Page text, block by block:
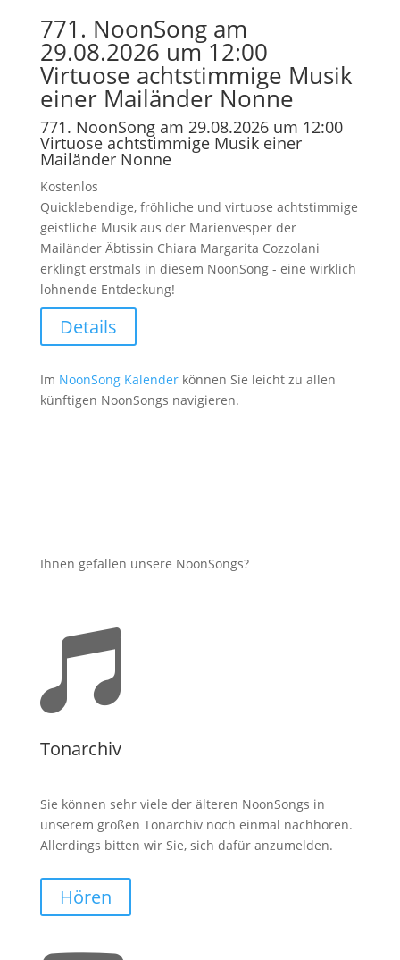
771. NoonSong am
29.08.2026 um 12:00
Virtuose achtstimmige Musik
einer Mailänder Nonne
771. NoonSong am 29.08.2026 um 12:00
Virtuose achtstimmige Musik einer
Mailänder Nonne
Kostenlos
Quicklebendige, fröhliche und virtuose achtstimmige
geistliche Musik aus der Marienvesper der
Mailänder Äbtissin Chiara Margarita Cozzolani
erklingt erstmals in diesem NoonSong - eine wirklich
lohnende Entdeckung!
Details
Im NoonSong Kalenderkönnen Sie leicht zu allen
künftigen NoonSongs navigieren.
Ihnen gefallen unsere NoonSongs?

Tonarchiv
Sie können sehr viele der älteren NoonSongs in
unserem großen Tonarchiv noch einmal nachhören.
Allerdings bitten wir Sie, sich dafür anzumelden.
Hören